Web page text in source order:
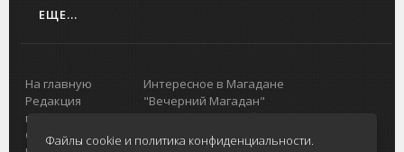
ЕЩЕ...
На главную
Редакция
портала
О проекте
Интересное в Магадане
"Вечерний Магадан"
Городская доска объявлений
Реклама
Файлы cookie и политика конфиденциальности.